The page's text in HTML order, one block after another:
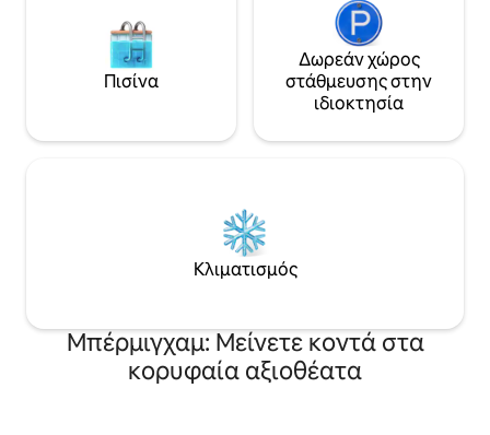
Πισίνα
Δωρεάν χώρος
στάθμευσης στην
ιδιοκτησία
Κλιματισμός
Μπέρμιγχαμ: Μείνετε κοντά στα
κορυφαία αξιοθέατα